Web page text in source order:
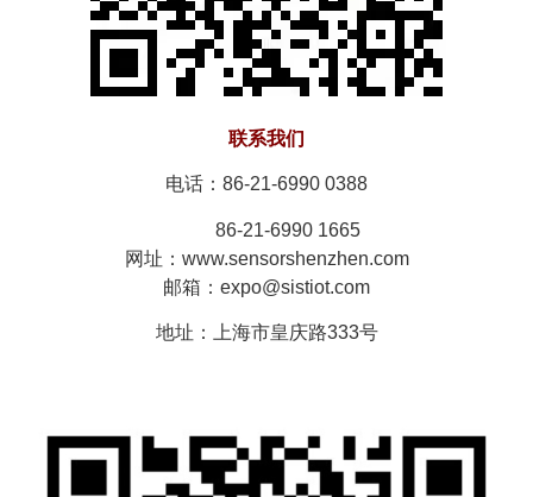
联系我们
电话：86-21-6990 0388
86-21-6990 1665
网址：www.sensorshenzhen.com
邮箱：expo@sistiot.com
地址：上海市皇庆路333号